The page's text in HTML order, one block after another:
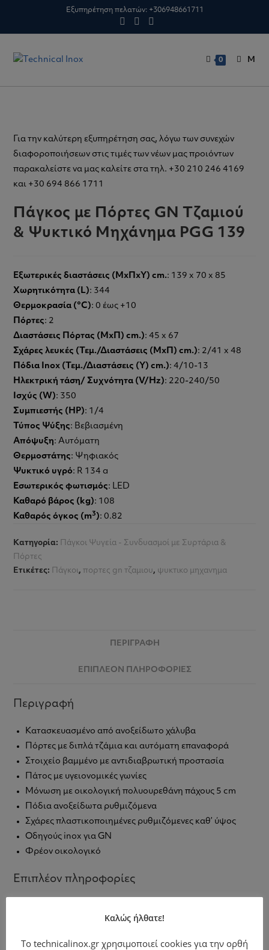
Εξυπηρέτηση πελατών: +306948661711
0 M
Για την καλύτερη εξυπηρέτηση σας, λόγω των συνεχών
διαφοροποιήσεων στις τιμές των νέων μας προιόντων
παρακαλείστε να μας καλείτε στα τηλ. +30 210 246 4169
και +30 694 866 1711
Πάγκος με Πόρτες GN Τζαμιού
& Ψυκτικό Μηχάνημα PGG 139
Εξωτερικές διαστάσεις (ΜxΠxΥ) cm.: 139 x 70 x 85
Χωρητικότητα (L): 344
Θερμοκρασία (°C): 0 έως +10
Πόρτες: 2
Διαστάσεις Πόρτας (ΜxΠ) cm.): 45 x 67
Σχάρες λευκές (Τεμ./Διαστάσεις (ΜxΠ) cm.): 2/41 x 48
Πόδια Inox (Τεμ./Διαστάσεις (Υ) cm.): 4/10-13
Ηλεκτρική τάση/ Συχνότητα (V/Hz): 220-240/50
Ισχύς (W): 350
Συμπιεστής (HP): 1/4
Τύπος Ψύξης: Βεβιασμένη
Απόψυξη: Αυτόματη
Θερμοστάτης: Ψηφιακός
Ψυκτικό υγρό: R 134 a
Εσωτερικός φωτισμός: LED
Καθαρό βάρος (kg): 108
Καθαρός όγκος (m3): 0.82
Κατηγορία:
Πάγκοι Ψυγεία - Συνδυασμοί με Συρτάρια &
Πόρτες
Ετικέτες:
Πάγκοι,πορτες gn τζαμιου, ψυκτικο μηχανημα
ΠΕΡΙΓΡΑΦΉ
ΕΠΙΠΛΈΟΝ ΠΛΗΡΟΦΟΡΊΕΣ
Περιγραφή
Κατασκευασμένο από ανοξείδωτο χάλυβα
Πόρτες με διπλά τζάμια και αυτόματη επαναφορά
Στοιχείο βαμμένο με αντιδιαβρωτική προστασία
Πάτος με υγειονομικές γωνίες
Μόνωση με οικολογική πολυουρεθάνη πάχους 5 cm
Πόδια ανοξείδωτα ρυθμιζόμενα
Σχάρες πλαστικοποιημένες ρυθμιζόμενες καθ’ ύψος
Οδηγούς inox για GN
Φρέον οικολογικό
Επιπλέον πληροφορίες
Καλώς ήλθατε!
Το technicalinox.gr χρησιμοποιεί cookies για την ορθή